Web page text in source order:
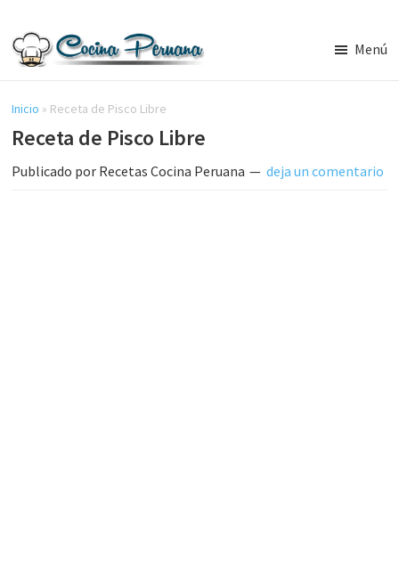
contenido
lateral
principal
Cocina
Peruana,
Recetas
de
Comida
Menú
Inicio » Receta de Pisco Libre
Receta de Pisco Libre
Publicado por Recetas Cocina Peruana deja un comentario